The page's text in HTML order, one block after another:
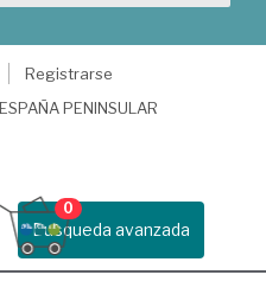
Registrarse
ESPAÑA PENINSULAR
Busqueda avanzada
0